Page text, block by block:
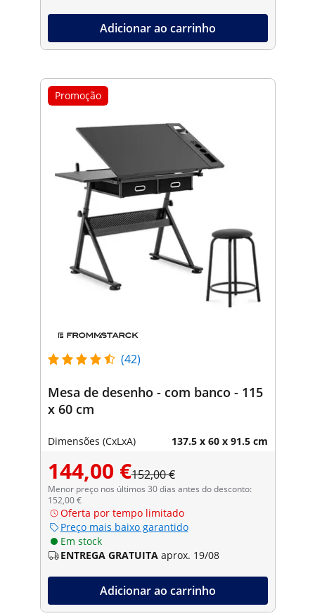
Adicionar ao carrinho
Promoção
(42)
Mesa de desenho - com banco - 115
x 60 cm
Dimensões (CxLxA) 137.5 x 60 x 91.5 cm
144,00 €152,00 €
Menor preço nos últimos 30 dias antes do desconto:
152,00 €
Oferta por tempo limitado
Preço mais baixo garantido
Em stock
ENTREGA GRATUITA aprox. 19/08
Adicionar ao carrinho